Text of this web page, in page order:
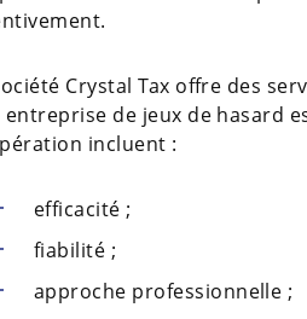
Crystal Tax offre des
entreprise de jeux de hasard
incluent :
efficacité ;
fiabilité ;
approche professionnelle ;